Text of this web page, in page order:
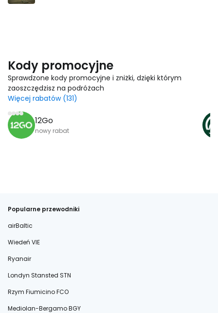
Kody promocyjne
Sprawdzone kody promocyjne i zniżki, dzięki którym
zaoszczędzisz na podróżach
Więcej rabatów (131)
12Go
nowy rabat
Popularne przewodniki
airBaltic
Wiedeń VIE
Ryanair
Londyn Stansted STN
Rzym Fiumicino FCO
Mediolan-Bergamo BGY